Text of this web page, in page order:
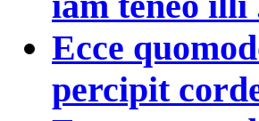
Ecce
percipit